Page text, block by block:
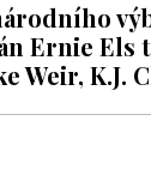
Ernie
Weir, K.J.